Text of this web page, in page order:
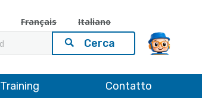
Français
Italiano
Training Contatto